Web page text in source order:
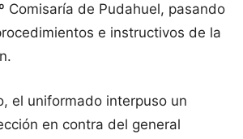
Comisaría de Pudahuel, pasando
e instructivos de la
el uniformado interpuso un
en contra del general